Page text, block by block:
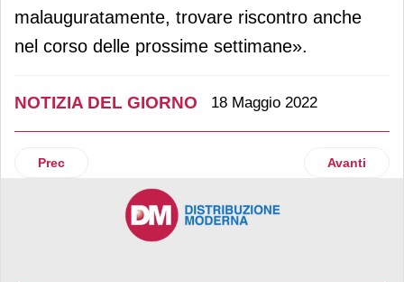
malauguratamente, trovare riscontro anche
nel corso delle prossime settimane».
NOTIZIA DEL GIORNO 18 Maggio 2022
Articolo precedente: Eataly, con Autogrill, atterra a
Prec Articolo
Avanti